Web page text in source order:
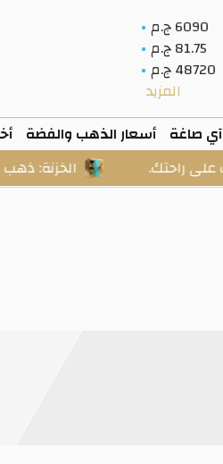
6090 ج.م
81.75 ج.م
48720 ج.م
المزيد
آي صاغة أسعار الذهب والفضة
الخزنة: ذهب وفضة